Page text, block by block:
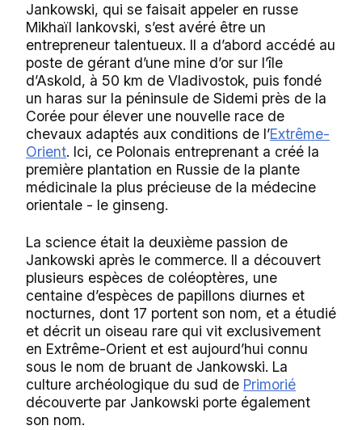
Jankowski, qui se faisait appeler en russe
Mikhaïl Iankovski, s’est avéré être un
entrepreneur talentueux. Il a d’abord accédé au
poste de gérant d’une mine d’or sur l’île
d’Askold, à 50 km de Vladivostok, puis fondé
un haras sur la péninsule de Sidemi près de la
Corée pour élever une nouvelle race de
chevaux adaptés aux conditions de l’Extrême-
Orient. Ici, ce Polonais entreprenant a créé la
première plantation en Russie de la plante
médicinale la plus précieuse de la médecine
orientale - le ginseng.
La science était la deuxième passion de
Jankowski après le commerce. Il a découvert
plusieurs espèces de coléoptères, une
centaine d’espèces de papillons diurnes et
nocturnes, dont 17 portent son nom, et a étudié
et décrit un oiseau rare qui vit exclusivement
en Extrême-Orient et est aujourd’hui connu
sous le nom de bruant de Jankowski. La
culture archéologique du sud de Primorié
découverte par Jankowski porte également
son nom.